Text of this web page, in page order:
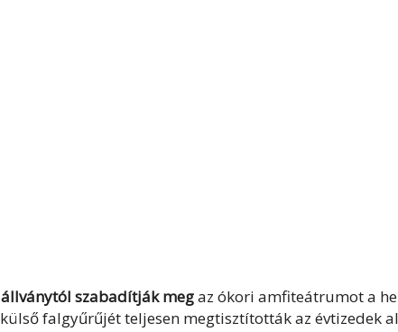
szabadítják megaz ókori amfiteátrumot a
falgyűrűjét teljesen megtisztították az évtizedek